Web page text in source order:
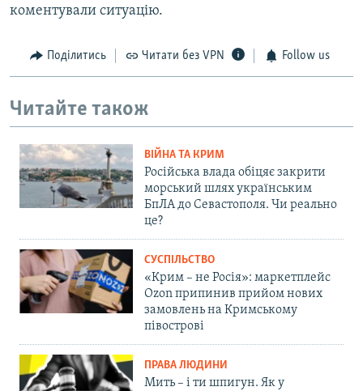
коментували ситуацію.
Поділитись Читати без VPN Follow us
Читайте також
ВІЙНА ТА КРИМ
Російська влада обіцяє закрити
морський шлях українським
БпЛА до Севастополя. Чи реально
це?
СУСПІЛЬСТВО
«Крим – не Росія»: маркетплейс
Ozon припинив прийом нових
замовлень на Кримському
півострові
ПРАВА ЛЮДИНИ
Мить – і ти шпигун. Як у